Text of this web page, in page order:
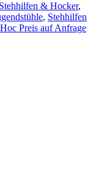
Stehhilfen & Hocker,
, Stehhilfen
Preis auf Anfrage